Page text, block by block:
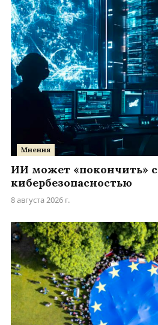
Мнения
ИИ может «покончить» с
кибербезопасностью
8 августа 2026 г.